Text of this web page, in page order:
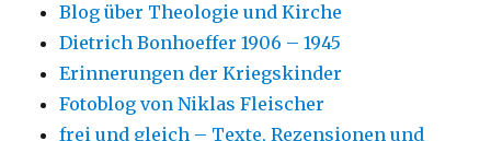
Blog über Theologie und Kirche
Dietrich Bonhoeffer 1906 – 1945
Erinnerungen der Kriegskinder
Fotoblog von Niklas Fleischer
frei und gleich – Texte, Rezensionen und